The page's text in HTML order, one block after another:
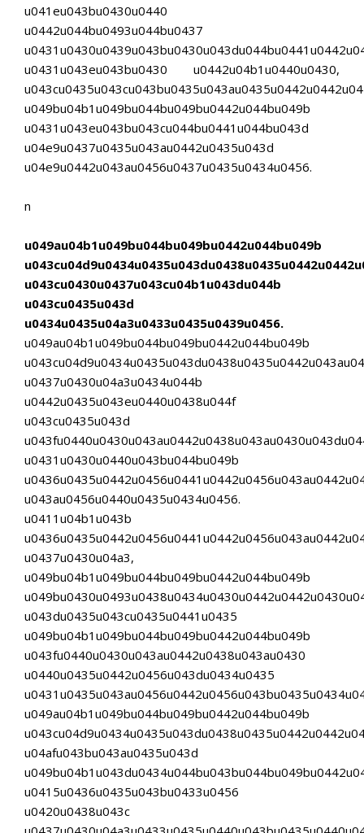
u041eu043bu0430u0440
u0442u044bu0493u044bu0437
u0431u043eu043bu0430 u0442u04b1u0440u0430,
u049bu04b1u049bu044bu049bu0442u044bu049b
u0431u043eu043bu043cu044bu0441u044bu043d
u04e9u0437u0435u043au0442u0435u043d
u04e9u0442u043au0456u0437u0435u0434u0456.
n
u049au04b1u049bu044bu049bu0442u044bu049b
u043cu0430u0437u043cu04b1u043du044b
u043cu0435u043d
u0434u0435u04a3u0433u0435u0439u0456.
u049au04b1u049bu044bu049bu0442u044bu049b
u0437u0430u04a3u0434u044b
u0442u0435u043eu0440u0438u044f
u043cu0435u043d
u0431u0430u0440u043bu044bu049b
u043au0456u0440u0435u0434u0456.
u0411u04b1u043b
u0437u0430u04a3,
u049bu04b1u049bu044bu049bu0442u044bu049b
u043du0435u043cu0435u0441u0435
u049bu04b1u049bu044bu049bu0442u044bu049b
u043fu0440u0430u043au0442u0438u043au0430
u0440u0435u0442u0456u043du0434u0435
u049au04b1u049bu044bu049bu0442u044bu049b
u04afu043bu043au0435u043d
u0415u0436u0435u043bu0433u0456
u0420u0438u043c